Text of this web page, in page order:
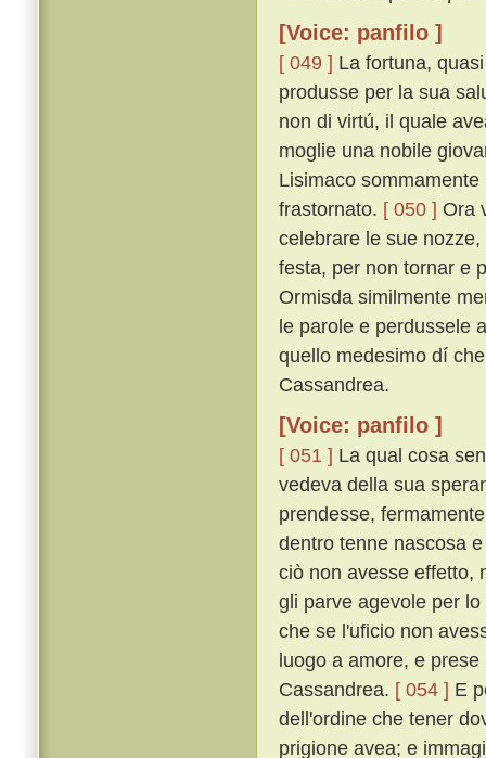
[Voice: panfilo ]
[ 049 ] La fortuna,
produsse per la sua
non di virtú, il quale
moglie una nobile
Lisimaco
frastornato. [ 050 ] Ora
celebrare le sue
festa, per non tornar e
Ormisda similmente
le parole e perdussele
quello medesimo dí
Cassandrea.
[Voice: panfilo ]
[ 051 ] La qual cosa
vedeva della sua
prendesse,
dentro tenne nascosa
ciò non avesse effetto,
gli parve agevole per
che se l'uficio non
luogo a amore, e
Cassandrea. [ 054 ] E
dell'ordine che tener
prigione avea; e